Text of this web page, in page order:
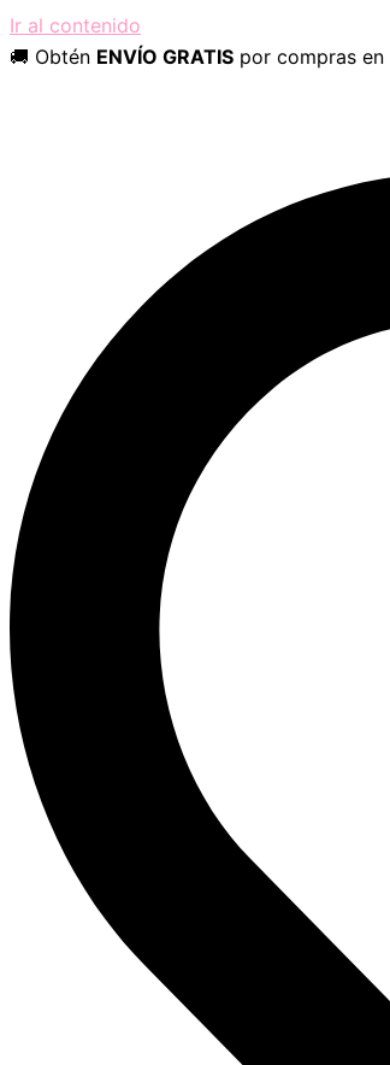
Ir al contenido
🚚 Obtén ENVÍO GRATIS por compras en